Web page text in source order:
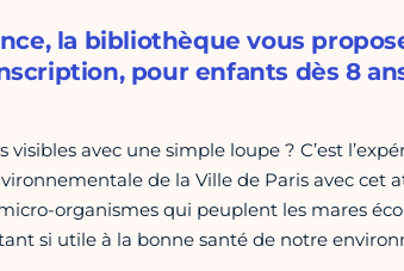
la bibliothèque vous
pour enfants dès 8
avec une simple loupe ? C’est
de la Ville de Paris avec cet
organismes qui peuplent les mares
si utile à la bonne santé de notre